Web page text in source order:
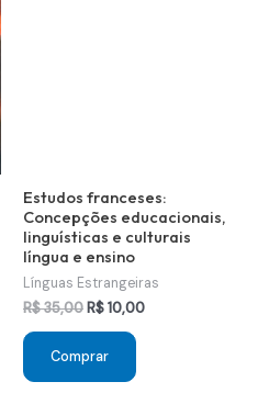
Estudos franceses:
Concepções educacionais,
linguísticas e culturais
língua e ensino
Línguas Estrangeiras
R$35,00O
original
era:
R$ 35,00.
R$10,00O
Comprar